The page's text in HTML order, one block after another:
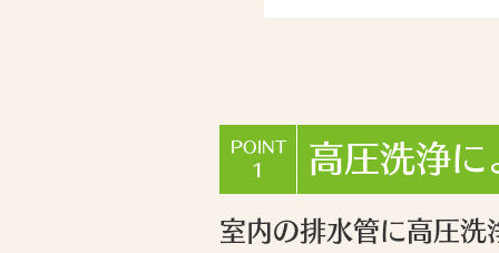
POINT
1 高圧洗浄に
室内の排水管に高圧洗